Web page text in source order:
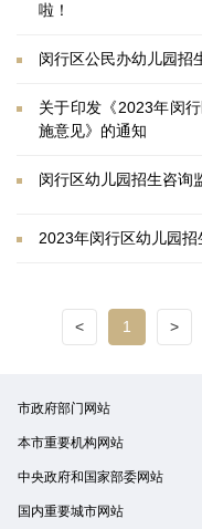
啦！
闵行区公民办幼儿园招
关于印发《2023年闵
施意见》的通知
闵行区幼儿园招生咨询
2023年闵行区幼儿园招
< 1 >
市政府部门网站
本市重要机构网站
中央政府和国家部委网站
国内重要城市网站